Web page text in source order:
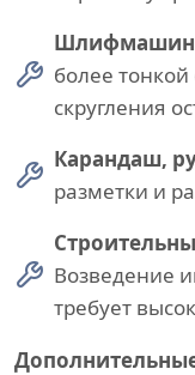
более
скругления
Карандаш,
разметки и
Возведение
требует